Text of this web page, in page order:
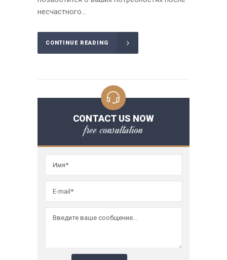
несчастного...
CONTINUE READING
CONTACT US NOW
free consultation